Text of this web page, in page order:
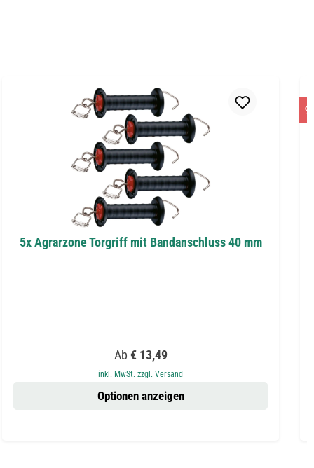
5x Agrarzone Torgriff mit Bandanschluss 40 mm
Regulärer Preis:
Ab € 13,49
inkl. MwSt. zzgl. Versand
Optionen anzeigen
%